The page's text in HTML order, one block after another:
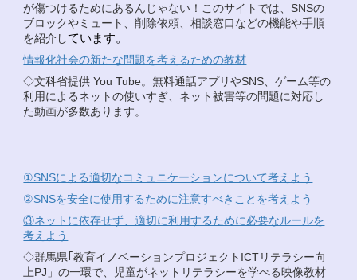
が傷つけるためにあるんじゃない！このサイトでは、SNSの
ブロックやミュート、削除依頼、相談窓口などの機能や手順
を紹介しています。
情報化社会の新たな問題を考えるための教材
◇文科省提供 You Tube。無料通話アプリやSNS、ゲーム等の
利用によるネットの使いすぎ、ネット被害等の問題に対応し
た動画が多数あります。
①SNSによる適切なコミュニケーションについて考えよう
②SNSを安全に使用するために注意すべきことを考えよう
③ネットに依存せず、適切に利用するために必要なルールを
考えよう
◇群馬県｢教育イノベーションプロジェクトICTリテラシー向
上PJ」の一環で、児童がネットリテラシーを学べる映像教材